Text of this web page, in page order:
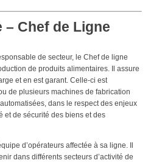
Chef de Ligne
de secteur, le Chef de ligne
de produits alimentaires. Il assure
et en est garant. Celle-ci est
de plusieurs machines de fabrication
dans le respect des enjeux
et de sécurité des biens et des
d’opérateurs affectée à sa ligne. Il
dans différents secteurs d’activité de